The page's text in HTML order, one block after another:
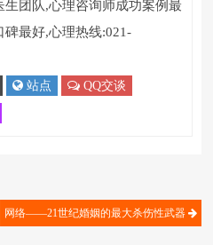
生团队,心理咨询师成功案例最
碑最好,心理热线:021-
站点 QQ交谈
网络――21世纪婚姻的最大杀伤性武器